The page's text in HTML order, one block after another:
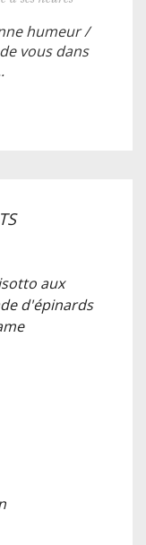
humeur /
vous dans
aux
d'épinards